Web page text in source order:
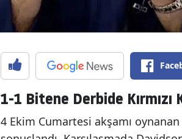
1-1 Bitene Derbide
4 Ekim Cumartesi akşamı